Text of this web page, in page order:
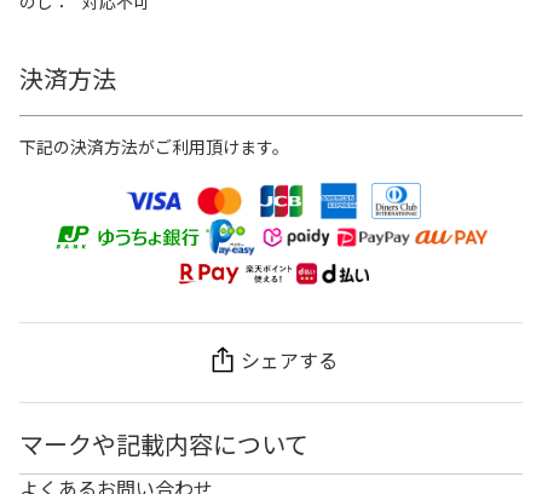
決済方法
下記の決済方法がご利用頂けます。
シェアする
マークや記載内容について
よくあるお問い合わせ